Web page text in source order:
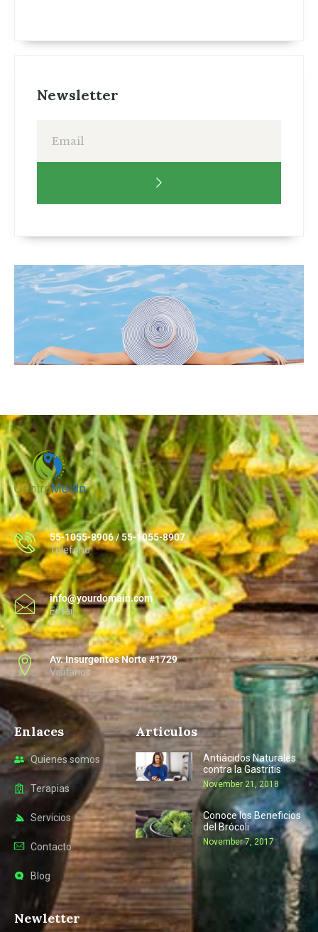
Newsletter
55-1055-8906 / 55-1055-8907
Telefono
info@yourdomain.com
Email
Av. Insurgentes Norte #1729
Visitanos
Enlaces
Quienes somos
Terapias
Servicios
Contacto
Blog
Articulos
Antiácidos Naturales
contra la Gastritis
November 21, 2018
Conoce los Beneficios
del Brócoli
November 7, 2017
Newletter